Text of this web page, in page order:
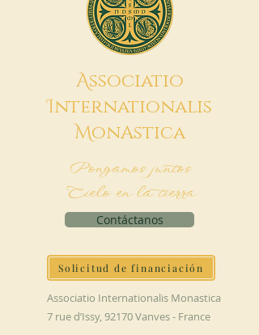
Associatio
Internationalis
MonAstica
Pongamos juntos
Cielo en la tierra
Contáctanos
Solicitud de financiación
Associatio Internationalis Monastica
7 rue d’Issy, 92170 Vanves - France